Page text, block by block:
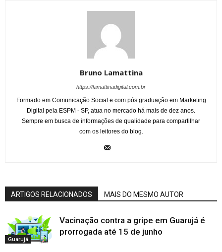
Bruno Lamattina
https://lamattinadigital.com.br
Formado em Comunicação Social e com pós graduação em Marketing
Digital pela ESPM - SP, atua no mercado há mais de dez anos.
Sempre em busca de informações de qualidade para compartilhar
com os leitores do blog.
ARTIGOS RELACIONADOS MAIS DO MESMO AUTOR
Guarujá
Vacinação contra a gripe em Guarujá é
prorrogada até 15 de junho